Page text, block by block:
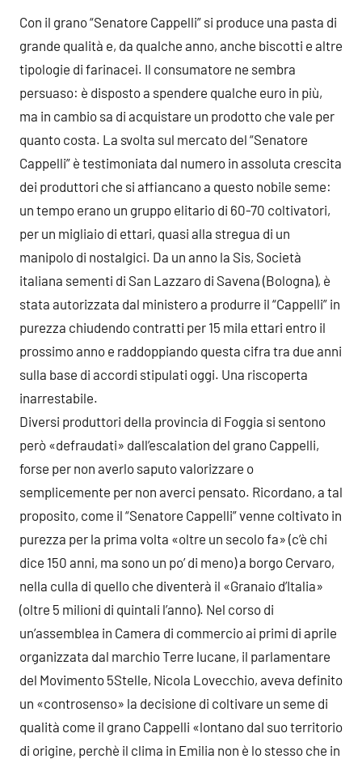
Con il grano “Senatore Cappelli” si produce una pasta di
grande qualità e, da qualche anno, anche biscotti e altre
tipologie di farinacei. Il consumatore ne sembra
persuaso: è disposto a spendere qualche euro in più,
ma in cambio sa di acquistare un prodotto che vale per
quanto costa. La svolta sul mercato del “Senatore
Cappelli” è testimoniata dal numero in assoluta crescita
dei produttori che si affiancano a questo nobile seme:
un tempo erano un gruppo elitario di 60-70 coltivatori,
per un migliaio di ettari, quasi alla stregua di un
manipolo di nostalgici. Da un anno la Sis, Società
italiana sementi di San Lazzaro di Savena (Bologna), è
stata autorizzata dal ministero a produrre il “Cappelli” in
purezza chiudendo contratti per 15 mila ettari entro il
prossimo anno e raddoppiando questa cifra tra due anni
sulla base di accordi stipulati oggi. Una riscoperta
inarrestabile.
Diversi produttori della provincia di Foggia si sentono
però «defraudati» dall’escalation del grano Cappelli,
forse per non averlo saputo valorizzare o
semplicemente per non averci pensato. Ricordano, a tal
proposito, come il “Senatore Cappelli” venne coltivato in
purezza per la prima volta «oltre un secolo fa» (c’è chi
dice 150 anni, ma sono un po’ di meno) a borgo Cervaro,
nella culla di quello che diventerà il «Granaio d’Italia»
(oltre 5 milioni di quintali l’anno). Nel corso di
un’assemblea in Camera di commercio ai primi di aprile
organizzata dal marchio Terre lucane, il parlamentare
del Movimento 5Stelle, Nicola Lovecchio, aveva definito
un «controsenso» la decisione di coltivare un seme di
qualità come il grano Cappelli «lontano dal suo territorio
di origine, perchè il clima in Emilia non è lo stesso che in